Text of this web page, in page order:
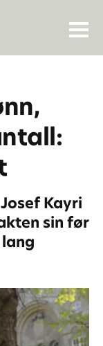
Kayri
sin før